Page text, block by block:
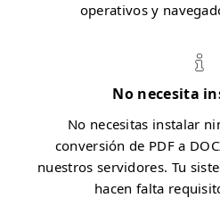
operativos y
No necesita
No necesitas instalar
conversión de PDF a
nuestros servidores. Tu
hacen falta